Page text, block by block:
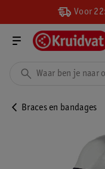
Voor
Braces en bandages